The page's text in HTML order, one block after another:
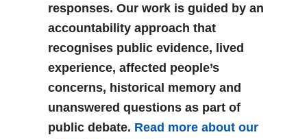
responses. Our work is guided by an
accountability approach that
recognises public evidence, lived
experience, affected people’s
concerns, historical memory and
unanswered questions as part of
public debate. Read more about our